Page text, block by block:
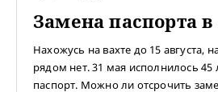
Замена паспорта в
Нахожусь на вахте до 15 августа,
рядом нет. 31 мая исполнилось 45
паспорт. Можно ли отсрочить